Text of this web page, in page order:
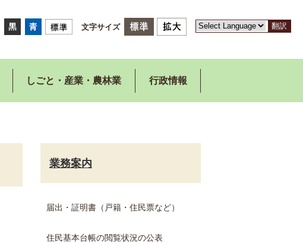
文字サイズ 翻訳
しごと・産業・農林業 行政情報
業務案内
届出・証明書（戸籍・住民票など）
住民基本台帳の閲覧状況の公表